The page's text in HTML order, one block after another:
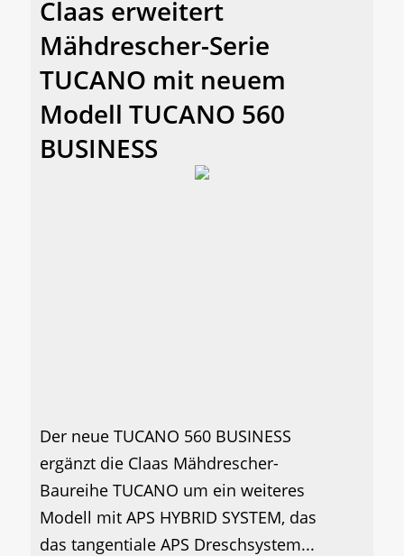
Claas erweitert
Mähdrescher-Serie
TUCANO mit neuem
Modell TUCANO 560
BUSINESS
Der neue TUCANO 560 BUSINESS
ergänzt die Claas Mähdrescher-
Baureihe TUCANO um ein weiteres
Modell mit APS HYBRID SYSTEM, das
das tangentiale APS Dreschsystem...